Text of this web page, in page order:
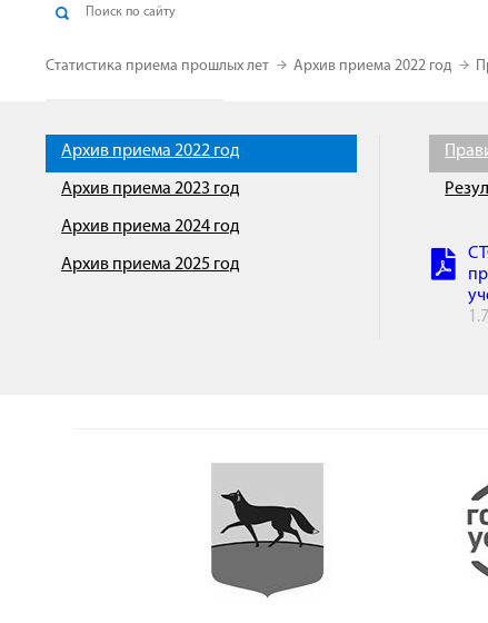
Статистика приема прошлых лет Архив приема 2022 год
Архив приема 2022 год
Архив приема 2023 год
Архив приема 2024 год
Архив приема 2025 год